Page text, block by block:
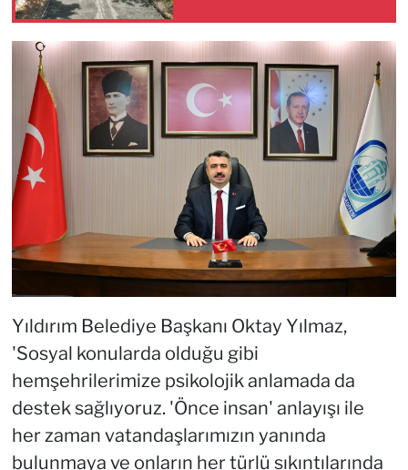
Yıldırım Belediye Başkanı Oktay Yılmaz,
'Sosyal konularda olduğu gibi
hemşehrilerimize psikolojik anlamada da
destek sağlıyoruz. 'Önce insan' anlayışı ile
her zaman vatandaşlarımızın yanında
bulunmaya ve onların her türlü sıkıntılarında